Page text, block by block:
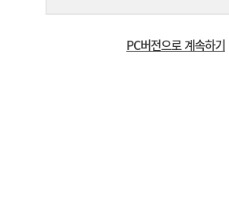
PC버전으로 계속하기